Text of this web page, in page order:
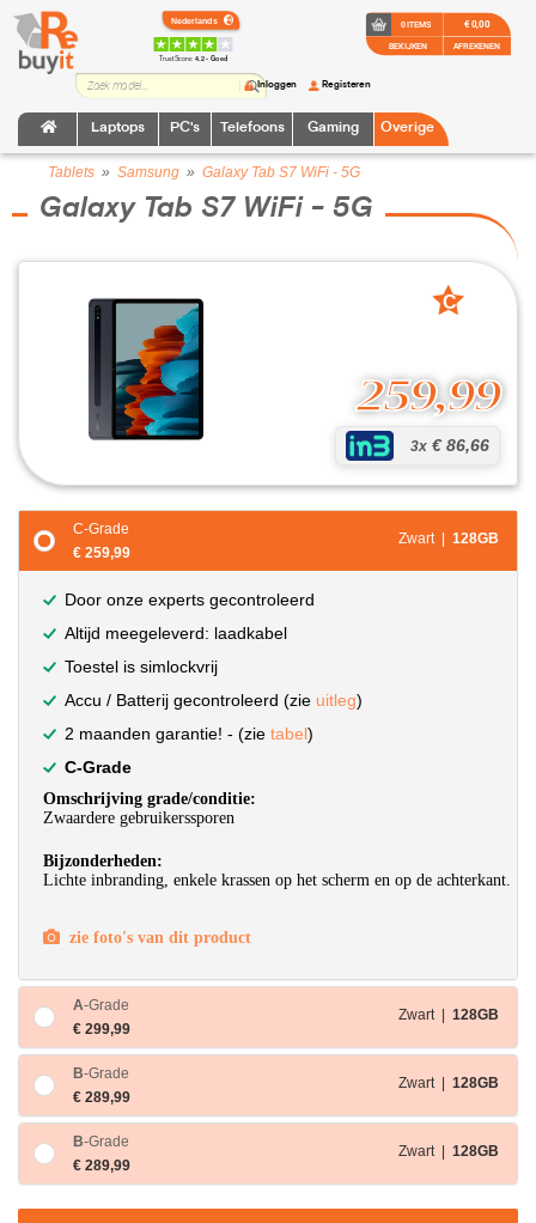
TrustScore:4.2 • Goed
Laptops PC's Telefoons Gaming Overige
Inloggen Registeren
0 ITEMS
BEKIJKEN
€ 0,00
AFREKENEN
Tablets » Samsung » Galaxy Tab S7 WiFi - 5G
Galaxy Tab S7 WiFi - 5G
259,99
3x € 86,66
C
C-Grade
€ 259,99
Zwart | 128GB
Door onze experts gecontroleerd
Altijd meegeleverd: laadkabel
Toestel is simlockvrij
Accu / Batterij gecontroleerd (zie uitleg)
2 maanden garantie! - (zie tabel)
C-Grade
Omschrijving grade/conditie:
Zwaardere gebruikerssporen
Bijzonderheden:
Lichte inbranding, enkele krassen op het scherm en op de achterkant.
zie foto's van dit product
A-Grade
€ 299,99
Zwart | 128GB
B-Grade
€ 289,99
Zwart | 128GB
B-Grade
€ 289,99
Zwart | 128GB